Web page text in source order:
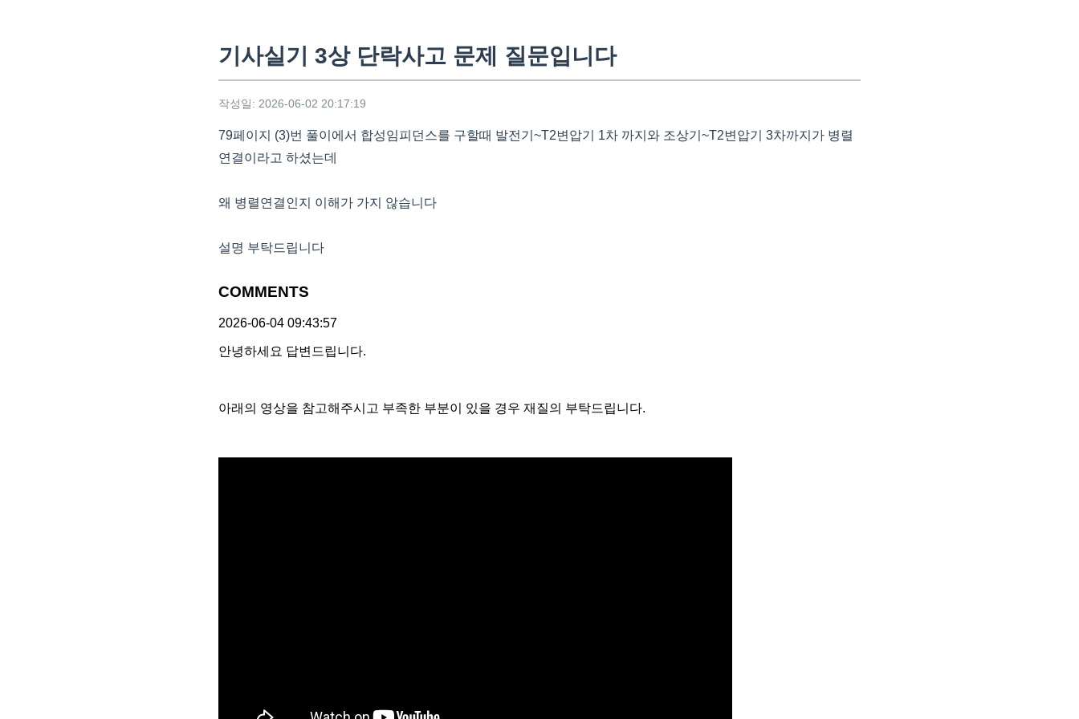
기사실기 3상 단락사고 문제 질문입니다
작성일: 2026-06-02 20:17:19
79페이지 (3)번 풀이에서 합성임피던스를 구할때 발전기~T2변압기 1차 까지와 조상기~T2변압기 3차까지가 병렬
연결이라고 하셨는데
왜 병렬연결인지 이해가 가지 않습니다
설명 부탁드립니다
COMMENTS
2026-06-04 09:43:57
안녕하세요 답변드립니다.
아래의 영상을 참고해주시고 부족한 부분이 있을 경우 재질의 부탁드립니다.